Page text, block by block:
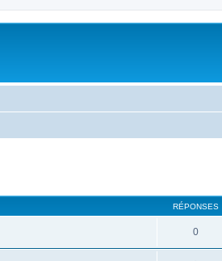
RÉPONSES
0